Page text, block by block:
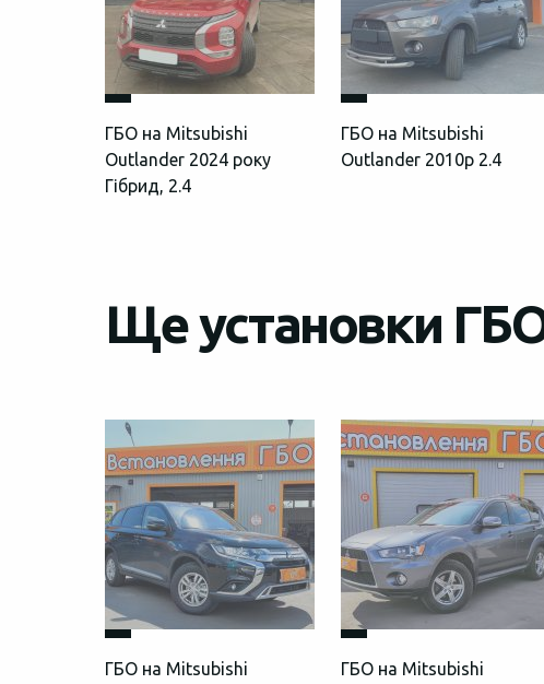
ГБО на Mitsubishi
Outlander 2024 року
Гібрид, 2.4
ГБО на Mitsubishi
Outlander 2010р 2.4
Ще установки
ГБО на Mitsubishi
ГБО на Mitsubishi